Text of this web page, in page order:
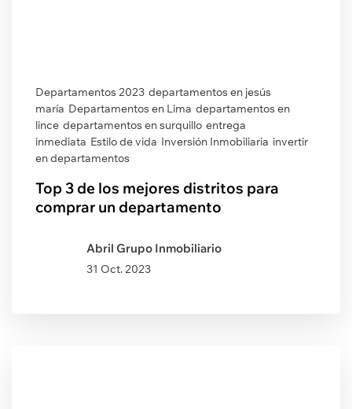
Departamentos 2023 departamentos en jesús
maría Departamentos en Lima departamentos en
lince departamentos en surquillo entrega
inmediata Estilo de vida Inversión Inmobiliaria invertir
en departamentos
Top 3 de los mejores distritos para
comprar un departamento
Abril Grupo Inmobiliario
31 Oct. 2023